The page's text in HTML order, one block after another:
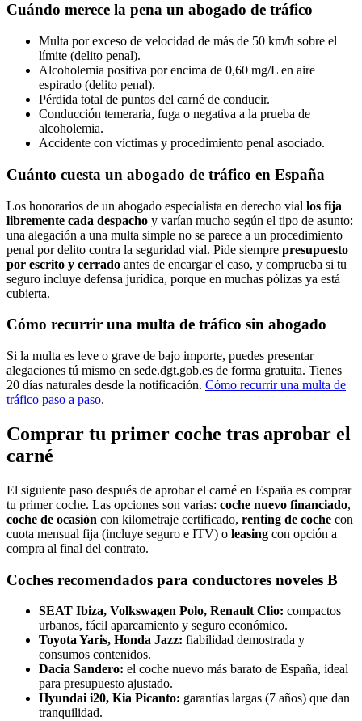
Cuándo merece la pena un abogado de tráfico
Multa por exceso de velocidad de más de 50 km/h sobre el
límite (delito penal).
Alcoholemia positiva por encima de 0,60 mg/L en aire
espirado (delito penal).
Pérdida total de puntos del carné de conducir.
Conducción temeraria, fuga o negativa a la prueba de
alcoholemia.
Accidente con víctimas y procedimiento penal asociado.
Cuánto cuesta un abogado de tráfico en España
Los honorarios de un abogado especialista en derecho vial los fija
libremente cada despacho y varían mucho según el tipo de asunto:
una alegación a una multa simple no se parece a un procedimiento
penal por delito contra la seguridad vial. Pide siempre presupuesto
por escrito y cerrado antes de encargar el caso, y comprueba si tu
seguro incluye defensa jurídica, porque en muchas pólizas ya está
cubierta.
Cómo recurrir una multa de tráfico sin abogado
Si la multa es leve o grave de bajo importe, puedes presentar
alegaciones tú mismo en sede.dgt.gob.es de forma gratuita. Tienes
20 días naturales desde la notificación. Cómo recurrir una multa de
tráfico paso a paso.
Comprar tu primer coche tras aprobar el
carné
El siguiente paso después de aprobar el carné en España es comprar
tu primer coche. Las opciones son varias: coche nuevo financiado,
coche de ocasión con kilometraje certificado, renting de coche con
cuota mensual fija (incluye seguro e ITV) o leasing con opción a
compra al final del contrato.
Coches recomendados para conductores noveles B
SEAT Ibiza, Volkswagen Polo, Renault Clio: compactos
urbanos, fácil aparcamiento y seguro económico.
Toyota Yaris, Honda Jazz: fiabilidad demostrada y
consumos contenidos.
Dacia Sandero: el coche nuevo más barato de España, ideal
para presupuesto ajustado.
Hyundai i20, Kia Picanto: garantías largas (7 años) que dan
tranquilidad.